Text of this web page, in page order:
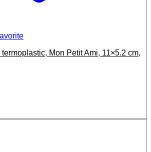
Mon Petit Ami, 11×5.2 cm,